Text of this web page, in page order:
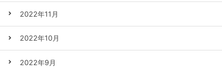
2022年11月
2022年10月
2022年9月